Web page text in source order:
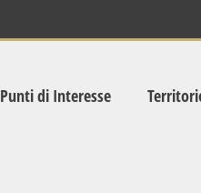
Punti di Interesse